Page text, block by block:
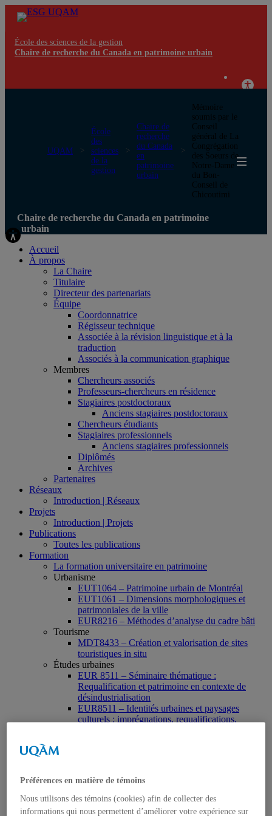
École des sciences de la gestion
Chaire de recherche du Canada en patrimoine urbain
UQAM
École
des
sciences
de la
gestion
Chaire de
recherche
du Canada
en
patrimoine
urbain
Mémoire
soumis par le
Conseil
général de La
Congrégation
des Soeurs de
Notre-Dame
du Bon-
Conseil de
Chicoutimi
Chaire de recherche du Canada en patrimoine
urbain
Accueil
À propos
La Chaire
Titulaire
Directeur des partenariats
Équipe
Coordonnatrice
Régisseur technique
Associée à la révision linguistique et à la
traduction
Associés à la communication graphique
Membres
Chercheurs associés
Professeurs-chercheurs en résidence
Stagiaires postdoctoraux
Anciens stagiaires postdoctoraux
Chercheurs étudiants
Stagiaires professionnels
Anciens stagiaires professionnels
Diplômés
Archives
Partenaires
Réseaux
Introduction | Réseaux
Projets
Introduction | Projets
Publications
Toutes les publications
Formation
La formation universitaire en patrimoine
Urbanisme
EUT1064 – Patrimoine urbain de Montréal
EUT1061 – Dimensions morphologiques et
patrimoniales de la ville
EUR8216 – Méthodes d’analyse du cadre bâti
Tourisme
MDT8433 – Création et valorisation de sites
touristiques in situ
Études urbaines
EUR 8511 – Séminaire thématique :
Requalification et patrimoine en contexte de
désindustrialisation
EUR8511 – Identités urbaines et paysages
culturels : imprégnations, requalifications,
Patrimoine urbain »
EUR9118 – Patrimonialisation et représentations
patrimoniales en milieu urbain
Préférences en matière de témoins
Nous utilisons des témoins (cookies) afin de collecter des
informations qui nous permettent d’améliorer votre expérience sur